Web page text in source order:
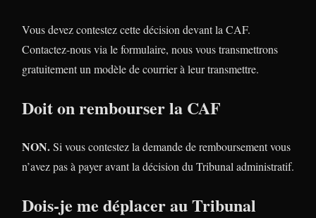
Vous devez contestez cette décision devant la CAF.
Contactez-nous via le formulaire, nous vous transmettrons
gratuitement un modèle de courrier à leur transmettre.
Doit on rembourser la CAF
NON.Si vous contestez la demande de remboursement vous
n’avez pas à payer avant la décision du Tribunal administratif.
Dois-je me déplacer au Tribunal